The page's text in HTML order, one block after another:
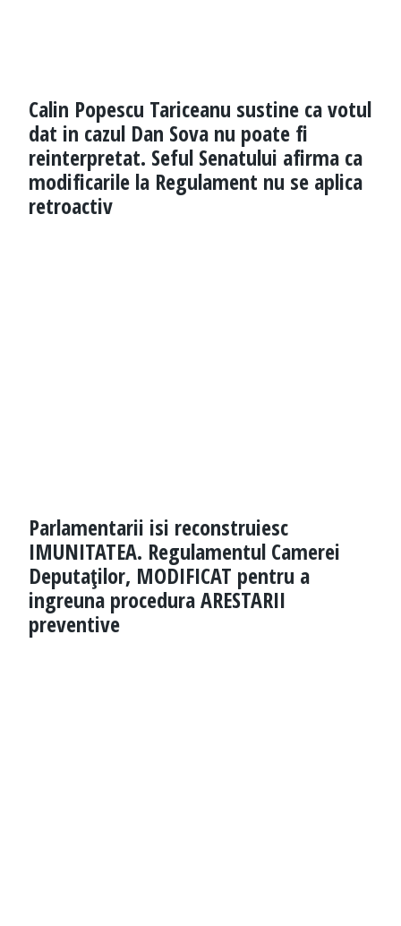
Calin Popescu Tariceanu sustine ca votul
dat in cazul Dan Sova nu poate fi
reinterpretat. Seful Senatului afirma ca
modificarile la Regulament nu se aplica
retroactiv
Parlamentarii isi reconstruiesc
IMUNITATEA. Regulamentul Camerei
Deputaţilor, MODIFICAT pentru a
ingreuna procedura ARESTARII
preventive